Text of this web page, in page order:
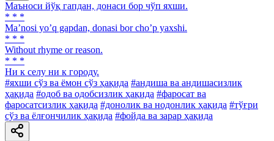
Маъноси йўқ гапдан, донаси бор чўп яхши.
* * *
Maʼnosi yoʼq gapdan, donasi bor choʼp yaxshi.
* * *
Without rhyme or reason.
* * *
Ни к селу ни к городу.
#яхши сўз ва ёмон сўз ҳақида #андиша ва андишасизлик
ҳақида #одоб ва одобсизлик ҳақида #фаросат ва
фаросатсизлик ҳақида #донолик ва нодонлик ҳақида #тўғри
сўз ва ёлғончилик ҳақида #фойда ва зарар ҳақида